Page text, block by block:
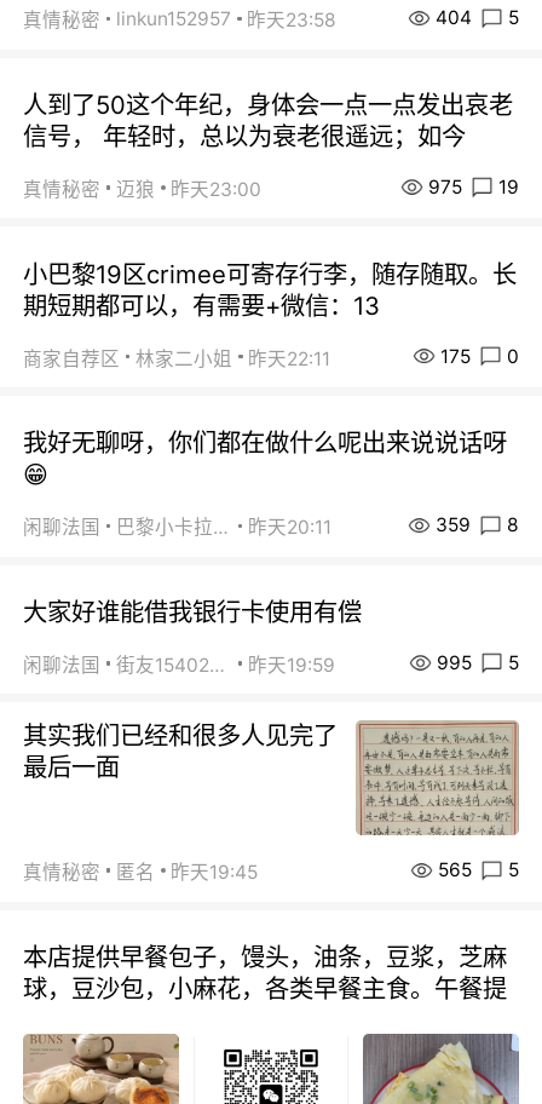
真情秘密 linkun152957 昨天23:58 404 5
人到了50这个年纪，身体会一点一点发出哀老
信号， 年轻时，总以为衰老很遥远；如今
真情秘密 迈狼 昨天23:00 975 19
小巴黎19区crimee可寄存行李，随存随取。长
期短期都可以，有需要+微信：13
商家自荐区 林家二小姐 昨天22:11 175 0
我好无聊呀，你们都在做什么呢出来说说话呀
😁
闲聊法国 巴黎小卡拉咪 昨天20:11 359 8
大家好谁能借我银行卡使用有偿
闲聊法国 街友15402223 昨天19:59 995 5
其实我们已经和很多人见完了
最后一面
真情秘密 匿名 昨天19:45 565 5
本店提供早餐包子，馒头，油条，豆浆，芝麻
球，豆沙包，小麻花，各类早餐主食。午餐提